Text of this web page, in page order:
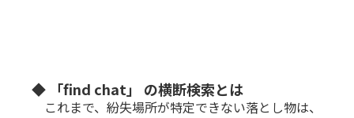
◆ 「find chat」 の横断検索とは
これまで、紛失場所が特定できない落とし物は、